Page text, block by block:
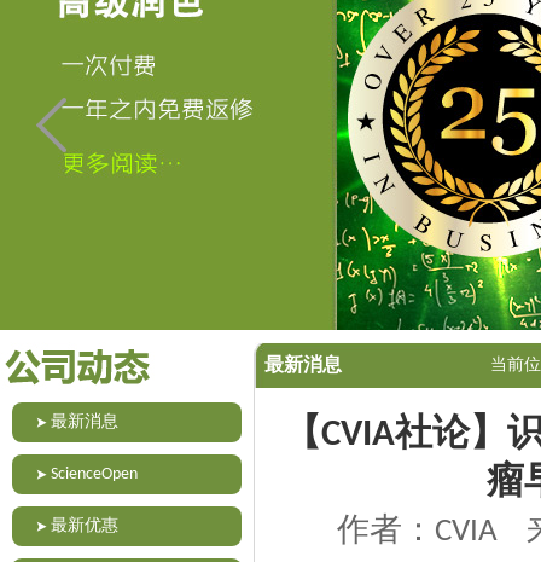
最新消息
ScienceOpen
最新优惠
最新消息 当前
【CVIA社论】
瘤
作者：CVIA